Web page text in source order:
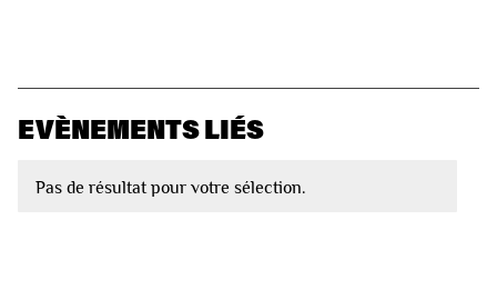
EVÈNEMENTS LIÉS
Pas de résultat pour votre sélection.